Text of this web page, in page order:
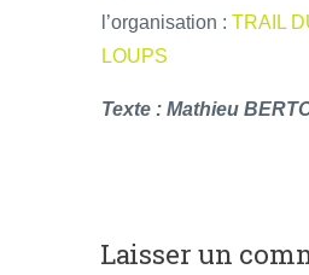
l’organisation : TRAIL
LOUPS
Texte : Mathieu
Laisser un